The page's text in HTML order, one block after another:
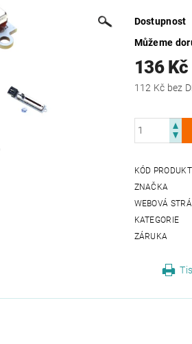
Dostupnost
Můžeme
136 Kč
112 Kč
KÓD
ZNAČKA
WEBOVÁ
KATEGORIE
ZÁRUKA